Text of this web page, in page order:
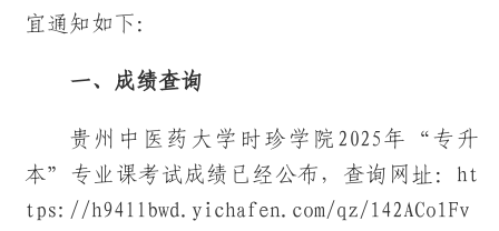
宜通知如下：
一、成绩查询
贵州中医药大学时珍学院2025年“专升
本”专业课考试成绩已经公布，查询网址：ht
tps://h94llbwd.yichafen.com/qz/142ACo1Fv